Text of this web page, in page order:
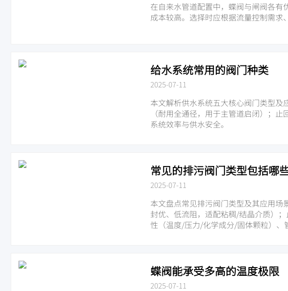
在自来水管道配置中，蝶阀与闸阀各
成本较高。选择时应根据流量控制需求
给水系统常用的阀门种类
2025-07-11
本文解析供水系统五大核心阀门类型
（耐用全通径，用于主管道启闭）；
系统效率与供水安全。
常见的排污阀门类型包括哪
2025-07-11
本文盘点常见排污阀门类型及其应用
封优、低流阻，适配粘稠/结晶介质）
性（温度/压力/化学成分/固体颗粒）、
蝶阀能承受多高的温度极限
2025-07-11